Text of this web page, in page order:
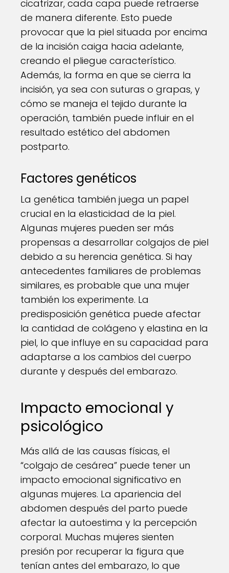
cicatrizar, cada capa puede retraerse
de manera diferente. Esto puede
provocar que la piel situada por encima
de la incisión caiga hacia adelante,
creando el pliegue característico.
Además, la forma en que se cierra la
incisión, ya sea con suturas o grapas, y
cómo se maneja el tejido durante la
operación, también puede influir en el
resultado estético del abdomen
postparto.
Factores genéticos
La genética también juega un papel
crucial en la elasticidad de la piel.
Algunas mujeres pueden ser más
propensas a desarrollar colgajos de piel
debido a su herencia genética. Si hay
antecedentes familiares de problemas
similares, es probable que una mujer
también los experimente. La
predisposición genética puede afectar
la cantidad de colágeno y elastina en la
piel, lo que influye en su capacidad para
adaptarse a los cambios del cuerpo
durante y después del embarazo.
Impacto emocional y
psicológico
Más allá de las causas físicas, el
“colgajo de cesárea” puede tener un
impacto emocional significativo en
algunas mujeres. La apariencia del
abdomen después del parto puede
afectar la autoestima y la percepción
corporal. Muchas mujeres sienten
presión por recuperar la figura que
tenían antes del embarazo, lo que